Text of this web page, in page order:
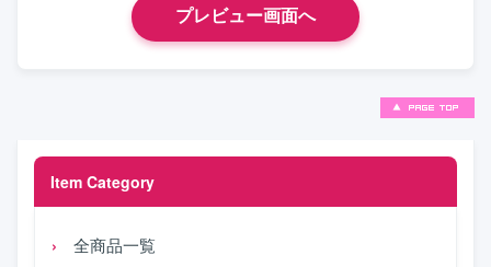
Item Category
全商品一覧